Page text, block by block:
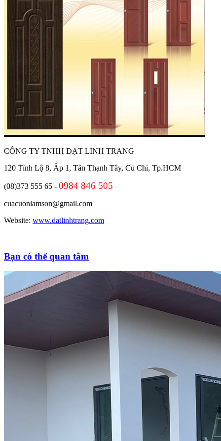
CÔNG TY TNHH ĐẠT LINH TRANG
120 Tỉnh Lộ 8, Ấp 1, Tân Thạnh Tây, Củ Chi, Tp.HCM
(08)373 555 65 - 0984 846 505
cuacuonlamson@gmail.com
Website: www.datlinhtrang.com
Bạn có thể quan tâm